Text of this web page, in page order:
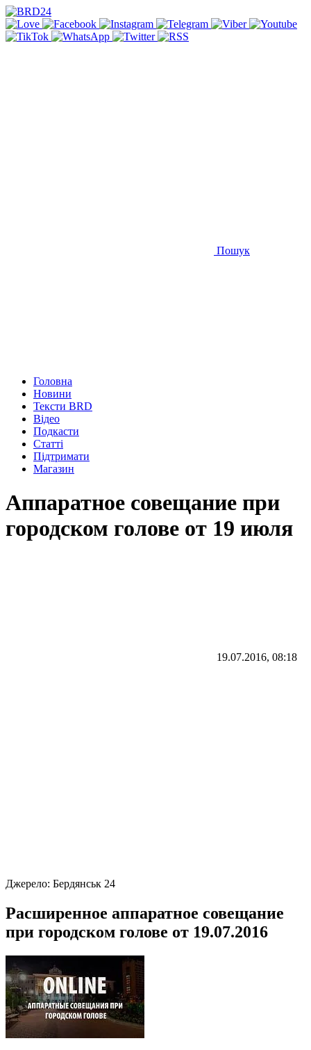
Пошук
Головна
Новини
Тексти BRD
Відео
Подкасти
Статті
Підтримати
Магазин
Аппаратное совещание при
городском голове от 19 июля
19.07.2016, 08:18
Джерело: Бердянськ 24
Расширенное аппаратное совещание
при городском голове от 19.07.2016